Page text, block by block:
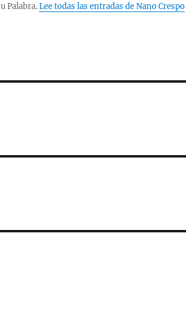
Palabra.Lee todas las entradas de Nano Crespo